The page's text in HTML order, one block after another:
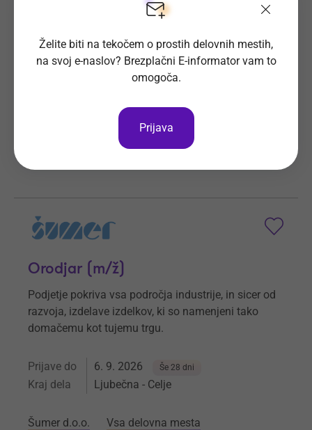
Operater na žični eroziji (m/ž)
Podjetje Šumer d.o.o. pokriva vsa področja
industrije.
6. 9. 2026 Še 28 dni
Orodjar (m/ž)
Podjetje pokriva vsa področja industrije, in sicer od
razvoja, izdelave izdelkov, ki so namenjeni tako
domačemu kot tujemu trgu.
Prijave do 6. 9. 2026 Še 28 dni
Kraj dela Ljubečna - Celje
Šumer d.o.o. Vsa delovna mesta
Želite biti na tekočem o prostih delovnih mestih,
na svoj e-naslov? Brezplačni E-informator vam to
omogoča.
Prijava